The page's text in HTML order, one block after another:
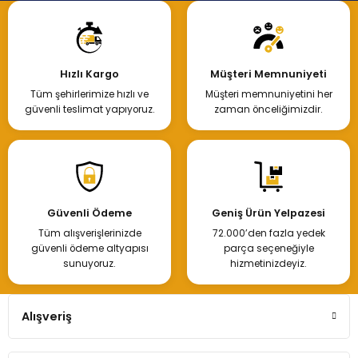
Hızlı Kargo
Tüm şehirlerimize hızlı ve
güvenli teslimat yapıyoruz.
Müşteri Memnuniyeti
Müşteri memnuniyetini her
zaman önceliğimizdir.
Güvenli Ödeme
Tüm alışverişlerinizde
güvenli ödeme altyapısı
sunuyoruz.
Geniş Ürün Yelpazesi
72.000’den fazla yedek
parça seçeneğiyle
hizmetinizdeyiz.
Alışveriş